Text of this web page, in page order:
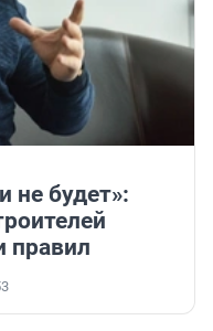
не будет»:
правил